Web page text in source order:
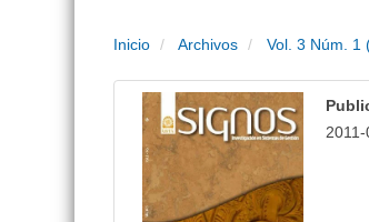
página
Navegación
principal
Contenido
principal
Inicio Archivos Vol. 3 Núm. 1
2011-